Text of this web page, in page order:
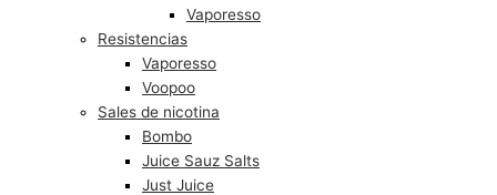
Vaporesso
Resistencias
Vaporesso
Voopoo
Sales de nicotina
Bombo
Juice Sauz Salts
Just Juice